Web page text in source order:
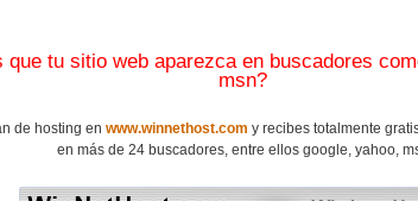
que tu sitio web aparezca en buscadores
msn?
de hosting en www.winnethost.com y recibes totalmente
en más de 24 buscadores, entre ellos google, yahoo,